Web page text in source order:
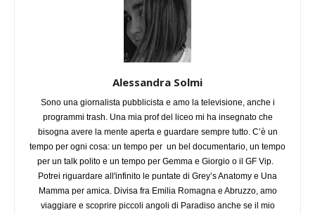
Alessandra Solmi
Sono una giornalista pubblicista e amo la televisione, anche i
programmi trash. Una mia prof del liceo mi ha insegnato che
bisogna avere la mente aperta e guardare sempre tutto. C’è un
tempo per ogni cosa: un tempo per un bel documentario, un tempo
per un talk polito e un tempo per Gemma e Giorgio o il GF Vip.
Potrei riguardare all'infinito le puntate di Grey’s Anatomy e Una
Mamma per amica. Divisa fra Emilia Romagna e Abruzzo, amo
viaggiare e scoprire piccoli angoli di Paradiso anche se il mio